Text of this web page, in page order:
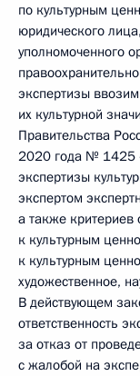
по культурным
юридического
уполномоченного
экспертизы
их культурной
Правительства
2020 года № 1425
экспертизы
экспертом
а также
к культурным
к культурным
художественное,
В действующем
ответственность
за отказ от
с жалобой на